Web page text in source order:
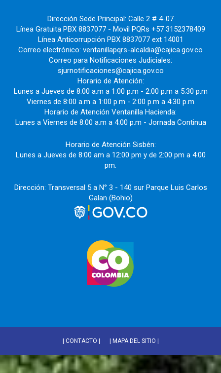
Dirección Sede Principal: Calle 2 # 4-07
Línea Gratuita PBX 8837077 - Movil PQRs +57 3152378409
Línea Anticorrupción PBX 8837077 ext 14001
Correo electrónico: ventanillapqrs-alcaldia@cajica.gov.co
Correo para Notificaciones Judiciales:
sjurnotificaciones@cajica.gov.co
Horario de Atención:
Lunes a Jueves de 8:00 a.m a 1:00 p.m - 2:00 p.m a 5:30 p.m
Viernes de 8:00 a.m a 1:00 p.m - 2:00 p.m a 4:30 p.m
Horario de Atención Ventanilla Hacienda:
Lunes a Viernes de 8:00 a.m a 4:00 p.m - Jornada Continua
Horario de Atención Sisbén:
Lunes a Jueves de 8:00 am a 12:00 pm y de 2:00 pm a 4:00
pm.
Dirección: Transversal 5 a N° 3 - 140 sur Parque Luis Carlos
Galan (Bohio)
| CONTACTO | | MAPA DEL SITIO |